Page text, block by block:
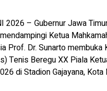
2026 – Gubernur Jawa
Ketua
Prof. Dr. Sunarto membuka
Tenis Beregu XX Piala
di Stadion Gajayana, Kota